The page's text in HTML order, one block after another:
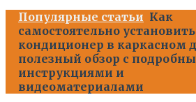
Популярные статьи Как
самостоятельно установить
кондиционер в каркасном
полезный обзор с
инструкциями и
видеоматериалами